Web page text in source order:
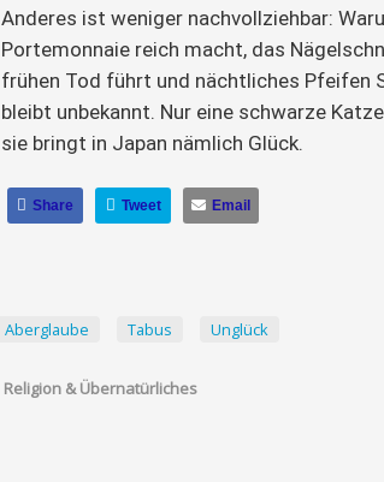
Anderes ist weniger nachvollziehbar:
Portemonnaie reich macht, das
frühen Tod führt und nächtliches Pfeifen
bleibt unbekannt. Nur eine schwarze
sie bringt in Japan nämlich Glück.
Share Tweet Email
Aberglaube Tabus Unglück
Religion & Übernatürliches